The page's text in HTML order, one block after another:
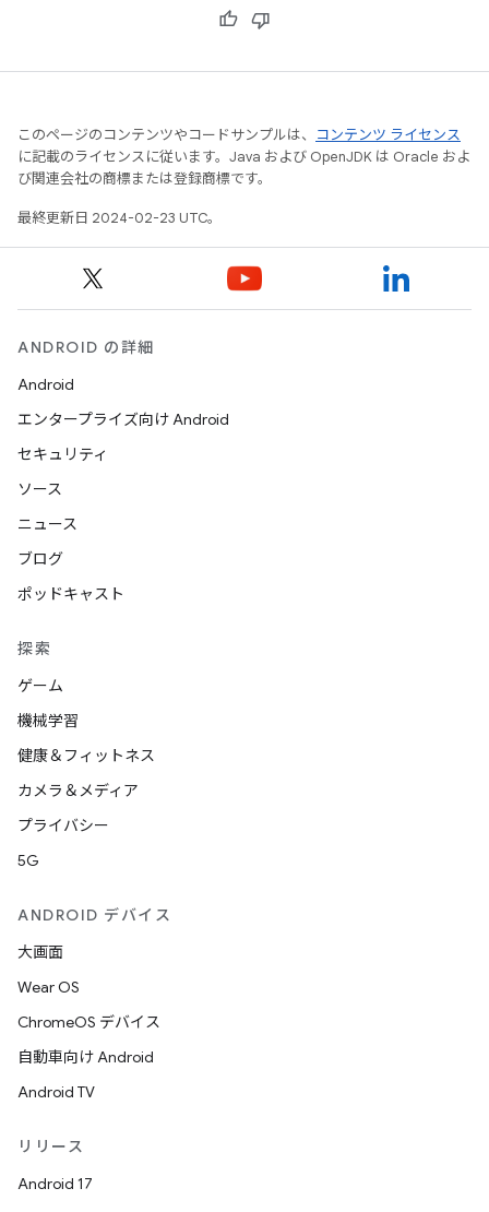
このページのコンテンツやコードサンプルは、
コンテンツ ライセンス
に記載のライセンスに従います。Java および OpenJDK は Oracle およ
び関連会社の商標または登録商標です。
最終更新日 2024-02-23 UTC。
ANDROID の詳細
Android
エンタープライズ向け Android
セキュリティ
ソース
ニュース
ブログ
ポッドキャスト
探索
ゲーム
機械学習
健康＆フィットネス
カメラ＆メディア
プライバシー
5G
ANDROID デバイス
大画面
Wear OS
ChromeOS デバイス
自動車向け Android
Android TV
リリース
Android 17